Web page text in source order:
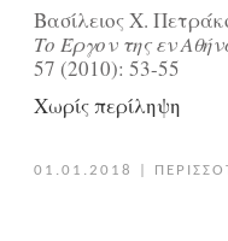
Βασίλειος Χ.
Tο Έργον της εν
57 (2010): 53-55
Χωρίς περίληψη
01.01.2018